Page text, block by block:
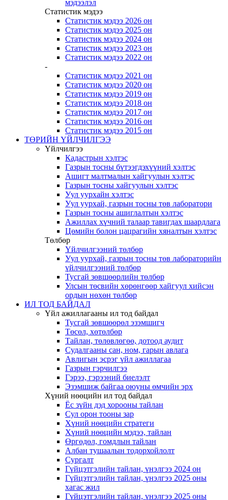
мэдээлэл
Статистик мэдээ
Статистик мэдээ 2026 он
Статистик мэдээ 2025 он
Статистик мэдээ 2024 он
Статистик мэдээ 2023 он
Статистик мэдээ 2022 он
-
Статистик мэдээ 2021 он
Статистик мэдээ 2020 он
Статистик мэдээ 2019 он
Статистик мэдээ 2018 он
Статистик мэдээ 2017 он
Статистик мэдээ 2016 он
Статистик мэдээ 2015 он
ТӨРИЙН ҮЙЛЧИЛГЭЭ
Үйлчилгээ
Кадастрын хэлтэс
Газрын тосны бүтээгдэхүүний хэлтэс
Ашигт малтмалын хайгуулын хэлтэс
Газрын тосны хайгуулын хэлтэс
Уул уурхайн хэлтэс
Уул уурхай, газрын тосны төв лаборатори
Газрын тосны ашиглалтын хэлтэс
Ажиллах хүчний талаар тавигдах шаардлага
Цөмийн болон цацрагийн хяналтын хэлтэс
Төлбөр
Үйлчилгээний төлбөр
Уул уурхай, газрын тосны төв лабораторийн
үйлчилгээний төлбөр
Тусгай зөвшөөрлийн төлбөр
Улсын төсвийн хөрөнгөөр хайгуул хийсэн
ордын нөхөн төлбөр
ИЛ ТОД БАЙДАЛ
Үйл ажиллагааны ил тод байдал
Тусгай зөвшөөрөл эзэмшигч
Төсөл, хөтөлбөр
Тайлан, төлөвлөгөө, дотоод аудит
Судалгааны сан, ном, гарын авлага
Авлигын эсрэг үйл ажиллагаа
Газрын гэрчилгээ
Гэрээ, гэрээний биелэлт
Эзэмшиж байгаа оюуны өмчийн эрх
Хүний нөөцийн ил тод байдал
Ёс зүйн дэд хорооны тайлан
Сул орон тооны зар
Хүний нөөцийн стратеги
Хүний нөөцийн мэдээ, тайлан
Өргөдөл, гомдлын тайлан
Албан тушаалын тодорхойлолт
Сургалт
Гүйцэтгэлийн тайлан, үнэлгээ 2024 он
Гүйцэтгэлийн тайлан, үнэлгээ 2025 оны
хагас жил
Гүйцэтгэлийн тайлан, үнэлгээ 2025 оны